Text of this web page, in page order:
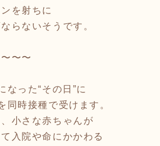
を射ちに
らないそうです。
〜〜
なった“その日”に
同時接種で受けます。
小さな赤ちゃんが
入院や命にかかわる